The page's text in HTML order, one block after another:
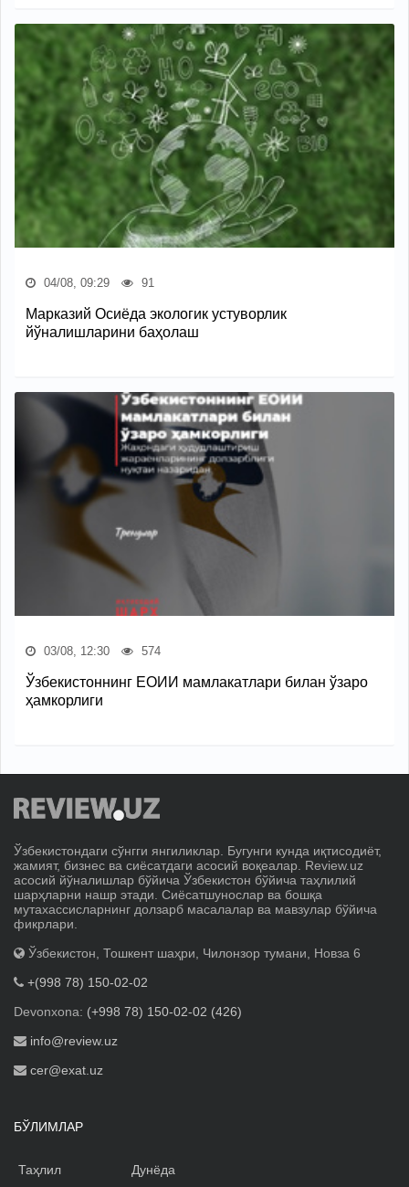
04/08, 09:29 91
Марказий Осиёда экологик устуворлик
йўналишларини баҳолаш
03/08, 12:30 574
Ўзбекистоннинг ЕОИИ мамлакатлари билан ўзаро
ҳамкорлиги
Ўзбекистондаги сўнгги янгиликлар. Бугунги кунда иқтисодиёт,
жамият, бизнес ва сиёсатдаги асосий воқеалар. Review.uz
асосий йўналишлар бўйича Ўзбекистон бўйича таҳлилий
шарҳларни нашр этади. Сиёсатшунослар ва бошқа
мутахассисларнинг долзарб масалалар ва мавзулар бўйича
фикрлари.
Ўзбекистон, Тошкент шаҳри, Чилонзор тумани, Новза 6
+(998 78) 150-02-02
Devonxona: (+998 78) 150-02-02 (426)
info@review.uz
cer@exat.uz
БЎЛИМЛАР
Таҳлил
Дунёда